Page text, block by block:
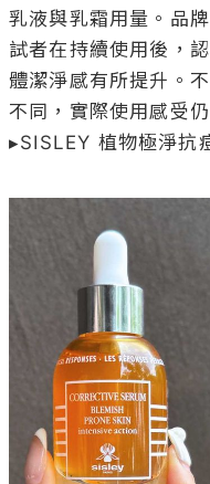
乳液與乳霜用量。品
試者在持續使用後，
體潔淨感有所提升。
不同，實際使用感受
▸SISLEY 植物極淨